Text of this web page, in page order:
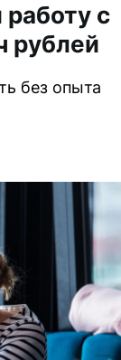
с
рублей
без опыта